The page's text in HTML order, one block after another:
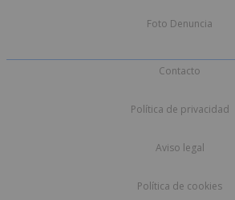
Foto Denuncia
Contacto
Política de privacidad
Aviso legal
Política de cookies